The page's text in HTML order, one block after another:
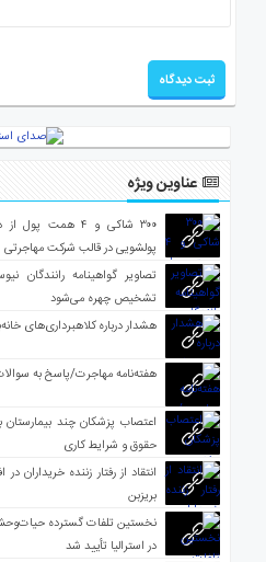
عناوین ویژه
۳۰۰ شاکی و ۴ همت
پولشویی در قالب شرکت مهاجرتی
تصاویر گواهینامه رانندگان
تشخیص چهره می‌شود
هشدار درباره کلاهبرداری‌های
هفته‌نامه مهاجرت/پاسخ به سوالات
اعتصاب پزشکان چند بیمارستان
حقوق و شرایط کاری
انتقاد از رفتار زننده خریداران
بریزبن
نخستین تلفات گسترده حیات‌وحش
در استرالیا تأیید شد